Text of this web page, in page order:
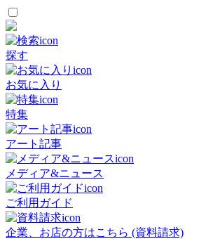
探す
お気に入り
特集
アート記事
メディア&ニュース
ご利用ガイド
企業、お店の方はこちら (資料請求)